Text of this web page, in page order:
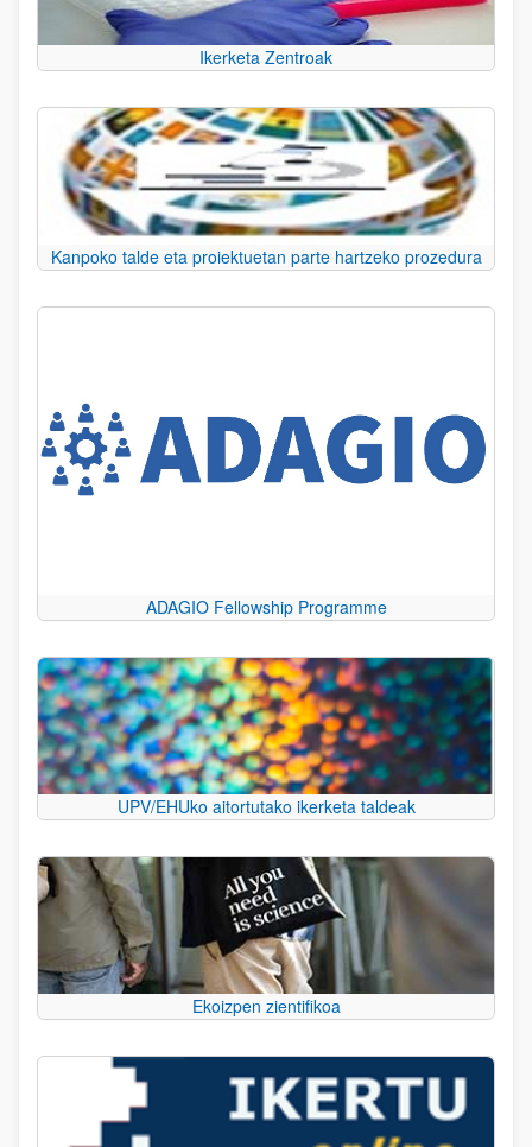
Ikerketa Zentroak
Kanpoko talde eta proiektuetan parte hartzeko prozedura
ADAGIO Fellowship Programme
UPV/EHUko aitortutako ikerketa taldeak
Ekoizpen zientifikoa